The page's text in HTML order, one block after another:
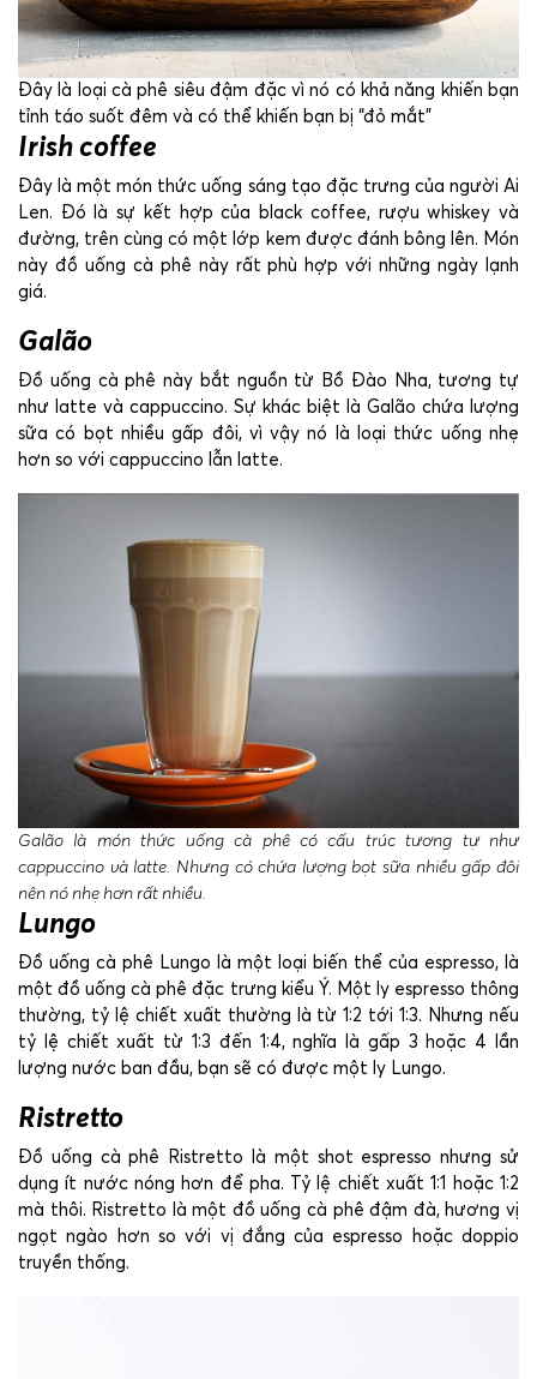
Đây là loại cà phê siêu đậm đặc vì nó có khả năng khiến bạn
tỉnh táo suốt đêm và có thể khiến bạn bị “đỏ mắt”
Irish coffee
Đây là một món thức uống sáng tạo đặc trưng của người Ai
Len. Đó là sự kết hợp của black coffee, rượu whiskey và
đường, trên cùng có một lớp kem được đánh bông lên. Món
này đồ uống cà phê này rất phù hợp với những ngày lạnh
giá.
Galão
Đồ uống cà phê này bắt nguồn từ Bồ Đào Nha, tương tự
như latte và cappuccino. Sự khác biệt là Galão chứa lượng
sữa có bọt nhiều gấp đôi, vì vậy nó là loại thức uống nhẹ
hơn so với cappuccino lẫn latte.
Galão là món thức uống cà phê có cấu trúc tương tự như
cappuccino và latte. Nhưng có chứa lượng bọt sữa nhiều gấp đôi
nên nó nhẹ hơn rất nhiều.
Lungo
Đồ uống cà phê Lungo là một loại biến thể của espresso, là
một đồ uống cà phê đặc trưng kiểu Ý. Một ly espresso thông
thường, tỷ lệ chiết xuất thường là từ 1:2 tới 1:3. Nhưng nếu
tỷ lệ chiết xuất từ 1:3 đến 1:4, nghĩa là gấp 3 hoặc 4 lần
lượng nước ban đầu, bạn sẽ có được một ly Lungo.
Ristretto
Đồ uống cà phê Ristretto là một shot espresso nhưng sử
dụng ít nước nóng hơn để pha. Tỷ lệ chiết xuất 1:1 hoặc 1:2
mà thôi. Ristretto là một đồ uống cà phê đậm đà, hương vị
ngọt ngào hơn so với vị đắng của espresso hoặc doppio
truyền thống.